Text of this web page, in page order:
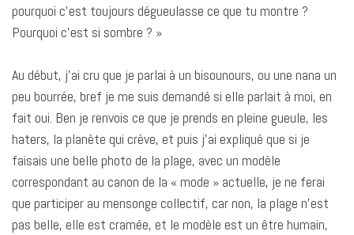
pourquoi c’est toujours dégueulasse ce que tu montre ?
Pourquoi c’est si sombre ? »
Au début, j’ai cru que je parlai à un bisounours, ou une nana un
peu bourrée, bref je me suis demandé si elle parlait à moi, en
fait oui. Ben je renvois ce que je prends en pleine gueule, les
haters, la planète qui crève, et puis j’ai expliqué que si je
faisais une belle photo de la plage, avec un modèle
correspondant au canon de la « mode » actuelle, je ne ferai
que participer au mensonge collectif, car non, la plage n’est
pas belle, elle est cramée, et le modèle est un être humain,